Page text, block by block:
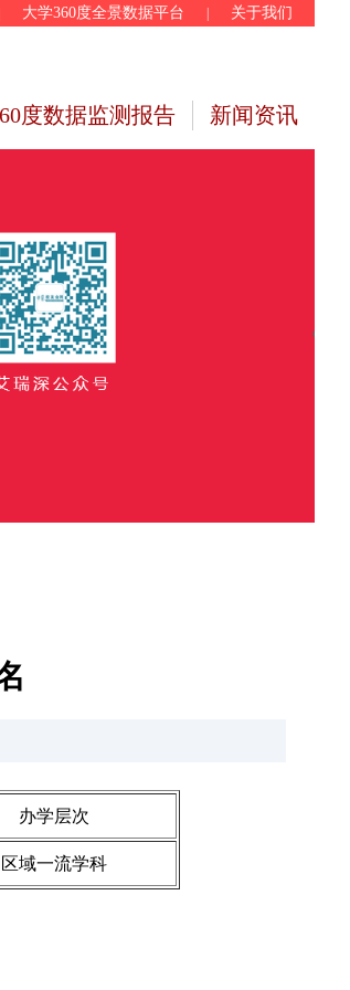
大学360度全景数据平台 关于我们
度数据监测报告 新闻资讯
办学层次
区域一流学科